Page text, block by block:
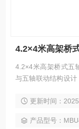
4.2×4米高架桥
4.2×4米高架桥式五
与五轴联动结构设计
大幅减少工序与误
域。
更新时间：
产品型号：